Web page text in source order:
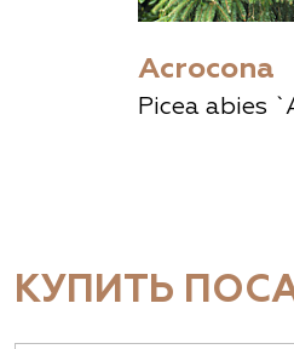
Acrocona
Picea abies
КУПИТЬ